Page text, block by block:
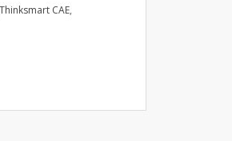
Dịch Vụ Quét 3D Cao Cấp & RE
Thinksmart CAE,